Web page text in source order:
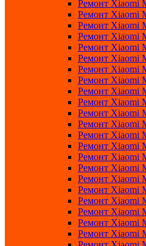
Ремонт Xiaomi
Ремонт Xiaomi
Ремонт Xiaomi
Ремонт Xiaomi
Ремонт Xiaomi
Ремонт Xiaomi
Ремонт Xiaomi
Ремонт Xiaomi
Ремонт Xiaomi
Ремонт Xiaomi
Ремонт Xiaomi
Ремонт Xiaomi
Ремонт Xiaomi
Ремонт Xiaomi
Ремонт Xiaomi
Ремонт Xiaomi
Ремонт Xiaomi
Ремонт Xiaomi
Ремонт Xiaomi
Ремонт Xiaomi
Ремонт Xiaomi
Ремонт Xiaomi